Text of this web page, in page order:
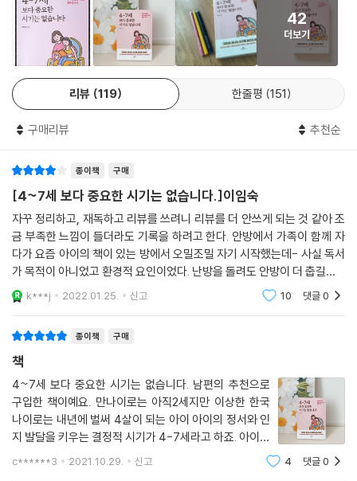
4~7세는 대근육과 소근육 발달의 결정적 시기다. 민첩성과 협응력, 그리
고 균형 감각의 약 60%가 이 시기에 형성된다. 그렇기 때문에 걷고 달리고
공을 던지고 받으며 즐겁게 뛰노는 대근육 놀이가 매끼 식사처럼 충분히
제공되어야 한다. 물건 들어서 옮기기, 놀이터에서 뛰어놀며 놀이기구 타
기, 음악에 맞춰 춤추기, 계단 오르내리기, 역할놀이, 나무에 물 주기, 심부
름하기 등 여러 활동을 마음껏 할 수 있게 환경을 조성해줘야 한다. 더불어
다양한 손동작을 할 수 있는 소근육 놀이도 아이의 발달과 공부력을 위해
너무나도 중요하다. 종이접기, 오리기, 그림 그리기. 색칠하기, 풀칠하기,
등 소근육 활동은 많이 할수록 좋다. 이런 활동은 시각과 운동 협응, 청각
운동 협응 능력의 발달에 긍정적인 영향을 미치며, 민첩한 처리 속도의 발
달 또한 얻는다는 사실을 기억하자.
---「Part 5 - 평생 공부력의 기반을 만드는 4~7세 신체 놀이」중에서
식, 주의력, 자기조절력’이라는 3가지 마법의 열쇠가 꼭 필요하다고 강조
한다.
[마법의 열쇠 I. 지식]
4~7세 부모는 아이의 정서와 인지 발달의 균형을 위해 반드시 지식의 두
종류를 알고 가르쳐야 한다. 배경지식과 암묵지식이다. 배경지식은 어떤
대상과 관련해 알고 있는 지식이나 경험, 혹은 글을 읽고 이해하는 데 바탕
으로서 몸에 쌓였지만 언어로는 표현하기 어려운 지식을 말한다. 지구본을
아는 아이가 지구본 퍼즐을 잘 맞추는 것은 배경지식 때문이며, 애니메이
션을 본 아이가 캐릭터 이름을 술술 외우는 건 암묵지식 때문이다. 이처럼
4~7세 부모는 아이가 공부해서 습득하는 지식과 은연중에 습득하는 지식
을 영리하게 구분해서 적용할 줄 알아야 한다. 그러면 아이는 계속 배우고
싶어 하는 인지적 호기심이 생기고, 또 놀면서도 공부를 할 수 있게 된다.
[마법의 열쇠 II. 주의력]
과제에 온전히 마음의 힘을 쏟아붓는 능력이다. 주의력은 여러 가지 종류
가 있지만, 4~7세 부모는 우선 4가지 주의력에 신경을 써야 한다. 필요한
자극에 주의를 기울이는 시각적·청각적 초점 주의력, 더 놀고 싶지만 해야
하는 과제로 주의를 돌려 집중하는 전환 주의력, 일정 시간 주의를 유지해
과제를 끝까지 완수하기 위한 지속 주의력, 수업에 집중할 때 다른 주변 자
극을 억제할 수 있는 선택 주의력이다. 아이가 커갈수록 일상생활과 공부
에서 가장 많이 발생하는 것이 주의력 문제다. 책을 읽거나 놀다가도 부모
님이나 선생님이 부르면 곧바로 쳐다보는 아이, 무언가를 하고 있을 때 친
42
더보기
리뷰 119 한줄평 151
구매리뷰 추천순
종이책 구매
[4~7세 보다 중요한 시기는 없습니다.]이임숙
자꾸 정리하고, 재독하고 리뷰를 쓰려니 리뷰를 더 안쓰게 되는 것 같아 조
금 부족한 느낌이 들더라도 기록을 하려고 한다. 안방에서 가족이 함께 자
다가 요즘 아이의 책이 있는 방에서 오밀조밀 자기 시작했는데- 사실 독서
가 목적이 아니었고 환경적 요인이었다. 난방을 돌려도 안방이 더 춥길래.-
의도치 않게(?) 아이의 잠자리 독서가 습관이 되었다. 아이는 자기 전에 어
제, 그제
k***j 2022.01.25. 신고 10 댓글0
종이책 구매
책
4~7세 보다 중요한 시기는 없습니다. 남편의 추천으로
구입한 책이예요. 만나이로는 아직2세지만 이상한 한국
나이로는 내년에 벌써 4살이 되는 아이 아이의 정서와 인
지 발달을 키우는 결정적 시기가 4-7세라고 하죠. 아이의
빛나는 순간을 놓치지 않기 위해 열심히 읽고 있어요. 아
c******3 2021.10.29. 신고 4 댓글0